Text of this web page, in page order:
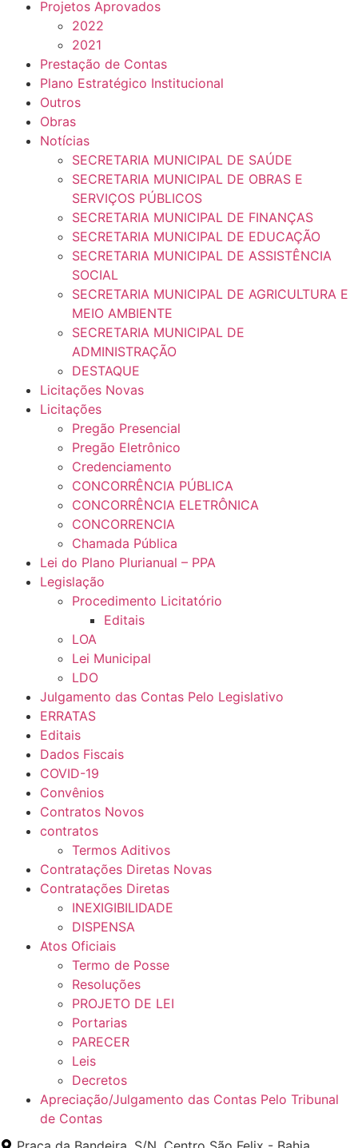
Projetos Aprovados
2022
2021
Prestação de Contas
Plano Estratégico Institucional
Outros
Obras
Notícias
SECRETARIA MUNICIPAL DE SAÚDE
SECRETARIA MUNICIPAL DE OBRAS E
SERVIÇOS PÚBLICOS
SECRETARIA MUNICIPAL DE FINANÇAS
SECRETARIA MUNICIPAL DE EDUCAÇÃO
SECRETARIA MUNICIPAL DE ASSISTÊNCIA
SOCIAL
SECRETARIA MUNICIPAL DE AGRICULTURA E
MEIO AMBIENTE
SECRETARIA MUNICIPAL DE
ADMINISTRAÇÃO
DESTAQUE
Licitações Novas
Licitações
Pregão Presencial
Pregão Eletrônico
Credenciamento
CONCORRÊNCIA PÚBLICA
CONCORRÊNCIA ELETRÔNICA
CONCORRENCIA
Chamada Pública
Lei do Plano Plurianual – PPA
Legislação
Procedimento Licitatório
Editais
LOA
Lei Municipal
LDO
Julgamento das Contas Pelo Legislativo
ERRATAS
Editais
Dados Fiscais
COVID-19
Convênios
Contratos Novos
contratos
Termos Aditivos
Contratações Diretas Novas
Contratações Diretas
INEXIGIBILIDADE
DISPENSA
Atos Oficiais
Termo de Posse
Resoluções
PROJETO DE LEI
Portarias
PARECER
Leis
Decretos
Apreciação/Julgamento das Contas Pelo Tribunal
de Contas